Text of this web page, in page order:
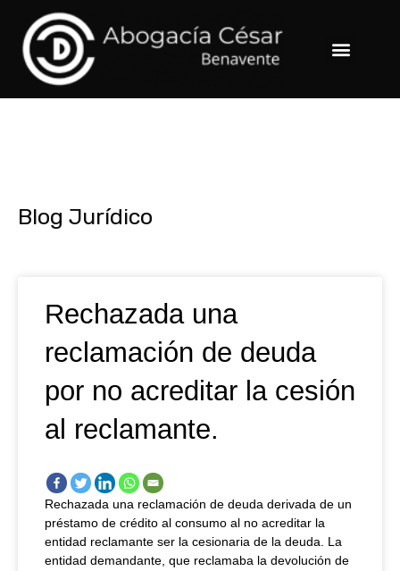
contenido
Menu
Blog Jurídico
Rechazada una
reclamación de deuda
por no acreditar la cesión
al reclamante.
Rechazada una reclamación de deuda derivada de un
préstamo de crédito al consumo al no acreditar la
entidad reclamante ser la cesionaria de la deuda. La
entidad demandante, que reclamaba la devolución de